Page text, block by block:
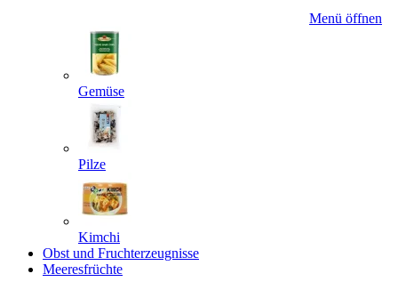
Menü öffnen
Gemüse
Pilze
Kimchi
Obst und Fruchterzeugnisse
Meeresfrüchte